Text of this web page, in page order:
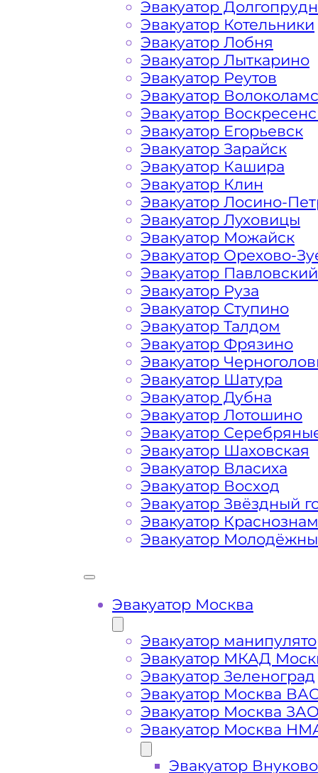
Очаково-Матвеевское Москва. Мы
оборудование и технику, что
автомобиль с Московских,
ЗАО при поломке транспортного
ознакомиться с полным списком
Административном Округе Столицы
Очаково-Матвеевское
Расчет стоимости эвакуатора за
Матвеевского, в каждом
Наша фирма всегда готова
Подмосковных автомобилистов и
На стоимость эвакуации
Габариты, вес и тип
Заказанный эвакуатор
платформой
Маршрут от места вызова
района Москвы Очаково-
Затрудняющие факторы –
Сложная эвакуация при аварии,
Буксировка автомобиля из
Эвакуатор
Эвакуатор Котельники
Эвакуатор Лобня
Эвакуатор Лыткарино
Эвакуатор Реутов
Эвакуатор
Эвакуатор
Эвакуатор Егорьевск
Эвакуатор Зарайск
Эвакуатор Кашира
Эвакуатор Клин
Эвакуатор Лосино-
Эвакуатор Луховицы
Эвакуатор Можайск
Эвакуатор Орехово-
Эвакуатор
Эвакуатор Руза
Эвакуатор Ступино
Эвакуатор Талдом
Эвакуатор Фрязино
Эвакуатор
Эвакуатор Шатура
Эвакуатор Дубна
Эвакуатор Лотошино
Эвакуатор
Эвакуатор Шаховская
Эвакуатор Власиха
Эвакуатор Восход
Эвакуатор Звёздный
Эвакуатор
Эвакуатор
Эвакуатор Москва
Эвакуатор
Эвакуатор МКАД
Эвакуатор Зеленоград
Эвакуатор Москва
Эвакуатор Москва
Эвакуатор Москва
Эвакуатор Внуково